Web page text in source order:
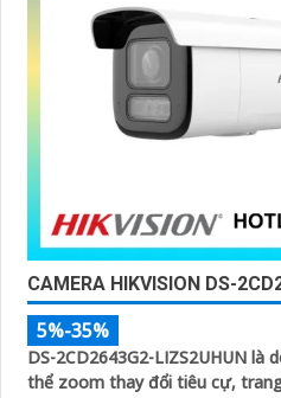
CAMERA HIKVISION DS-
5%-35%
DS-2CD2643G2-LIZS2UHUN là
thể zoom thay đổi tiêu cự,